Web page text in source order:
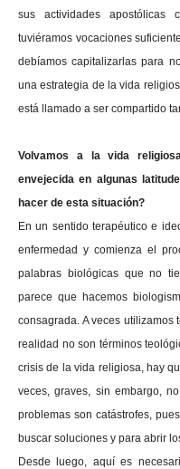
sus actividades
tuviéramos vocaciones
debíamos capitalizarlas para
una estrategia de la vida
está llamado a ser compartido
Volvamos a la vida
envejecida en algunas
hacer de esta situación?
En un sentido terapéutico e
enfermedad y comienza el
palabras biológicas que no
parece que hacemos
consagrada. A veces utilizamos
realidad no son términos
crisis de la vida religiosa, hay
veces, graves, sin embargo,
problemas son catástrofes,
buscar soluciones y para abrir
Desde luego, aquí es